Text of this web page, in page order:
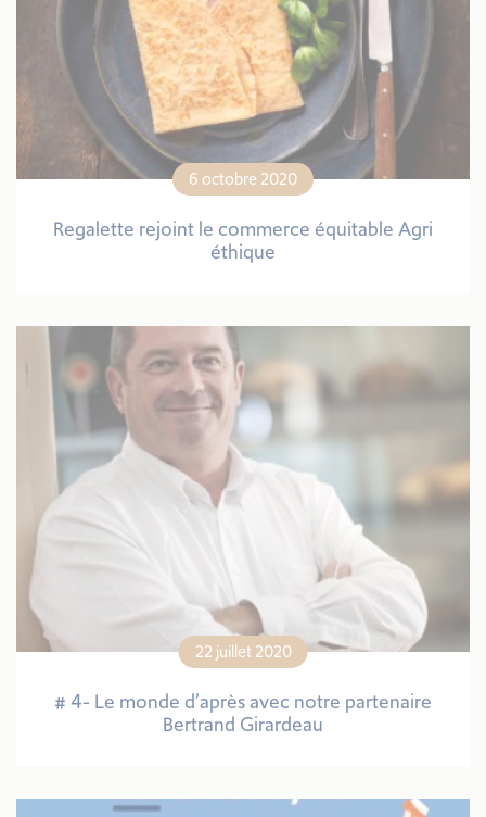
Regalette rejoint le commerce équitable Agri
éthique
6 octobre 2020
# 4- Le monde d’après avec notre partenaire
Bertrand Girardeau
22 juillet 2020